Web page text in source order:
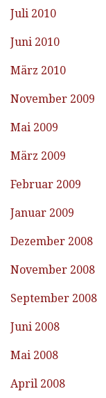
Juli 2010
Juni 2010
März 2010
November 2009
Mai 2009
März 2009
Februar 2009
Januar 2009
Dezember 2008
November 2008
September 2008
Juni 2008
Mai 2008
April 2008